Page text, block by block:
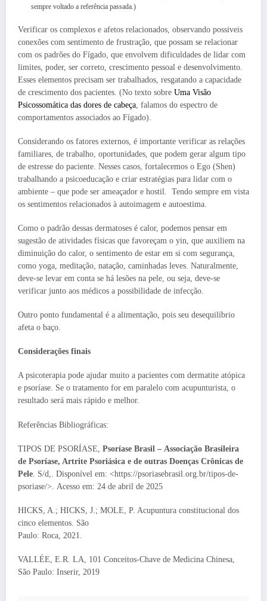
sempre voltado a referência passada.)
Verificar os complexos e afetos relacionados, observando possiveis
conexões com sentimento de frustração, que possam se relacionar
com os padrões do Fígado, que envolvem dificuldades de lidar com
limites, poder, ser correto, crescimento pessoal e desenvolvimento.
Esses elementos precisam ser trabalhados, resgatando a capacidade
de crescimento dos pacientes. (No texto sobre Uma Visão
Psicossomática das dores de cabeça , falamos do espectro de
comportamentos associados ao Fígado).
Considerando os fatores externos, é importante verificar as relações
familiares, de trabalho, oportunidades, que podem gerar algum tipo
de estresse do paciente. Nesses casos, fortalecemos o Ego (Shen)
trabalhando a psicoeducação e criar estratégias para lidar com o
ambiente – que pode ser ameaçador e hostil. Tendo sempre em vista
os sentimentos relacionados à autoimagem e autoestima.
Como o padrão dessas dermatoses é calor, podemos pensar em
sugestão de atividades físicas que favoreçam o yin, que auxiliem na
diminuição do calor, o sentimento de estar em si com segurança,
como yoga, meditação, natação, caminhadas leves. Naturalmente,
deve-se levar em conta se há lesões na pele, ou seja, deve-se
verificar junto aos médicos a possibilidade de infecção.
Outro ponto fundamental é a alimentação, pois seu desequilíbrio
afeta o baço.
Considerações finais
A psicoterapia pode ajudar muito a pacientes com dermatite atópica
e psoríase. Se o tratamento for em paralelo com acupunturista, o
resultado será mais rápido e melhor.
Referências Bibliográficas:
TIPOS DE PSORÍASE, Psoríase Brasil – Associação Brasileira
de Psoríase, Artrite Psoriásica e de outras Doenças Crônicas de
Pele . S/d,. Disponível em: <https://psoriasebrasil.org.br/tipos-de-
psoriase/>. Acesso em: 24 de abril de 2025
HICKS, A.; HICKS, J.; MOLE, P. Acupuntura constitucional dos
cinco elementos. São
Paulo: Roca, 2021.
VALLÉE, E.R. LA, 101 Conceitos-Chave de Medicina Chinesa,
São Paulo: Inserir, 2019